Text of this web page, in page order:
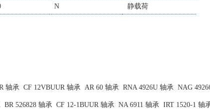
N 静载荷
轴承 CF 12VBUUR 轴承 AR 60 轴承 RNA 4926U 轴承 NAG
BR 526828 轴承 CF 12-1BUUR 轴承 NA 6911 轴承 IRT 1520-1 轴